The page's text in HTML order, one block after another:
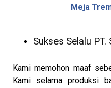
Meja
Sukses Selalu
Kami memohon maaf
Kami selama produksi